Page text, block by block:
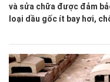
và sửa chữa được đảm
loại dầu gốc ít bay hơi,